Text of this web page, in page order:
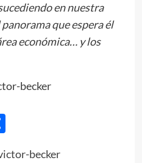
en nuestra
que espera él
económica… y los
Compartir